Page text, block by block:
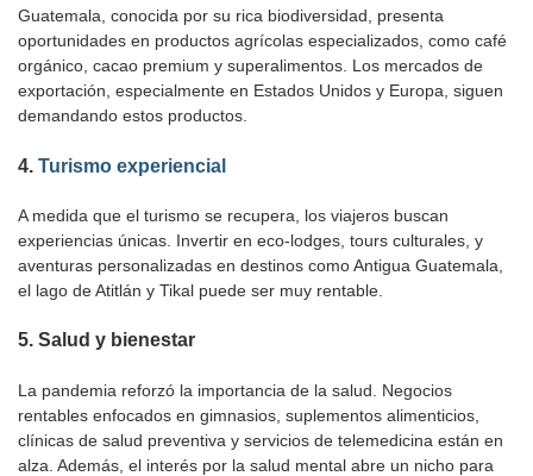
Guatemala, conocida por su rica biodiversidad, presenta
oportunidades en productos agrícolas especializados, como café
orgánico, cacao premium y superalimentos. Los mercados de
exportación, especialmente en Estados Unidos y Europa, siguen
demandando estos productos.
4. Turismo experiencial
A medida que el turismo se recupera, los viajeros buscan
experiencias únicas. Invertir en eco-lodges, tours culturales, y
aventuras personalizadas en destinos como Antigua Guatemala,
el lago de Atitlán y Tikal puede ser muy rentable.
5. Salud y bienestar
La pandemia reforzó la importancia de la salud. Negocios
rentables enfocados en gimnasios, suplementos alimenticios,
clínicas de salud preventiva y servicios de telemedicina están en
alza. Además, el interés por la salud mental abre un nicho para